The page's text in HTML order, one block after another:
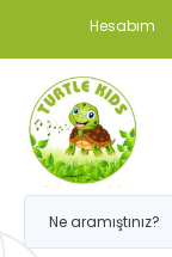
Hesabım